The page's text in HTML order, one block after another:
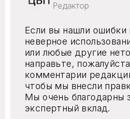
Редактор
Если вы нашли ошибки
неверное
или любые другие
направьте,
комментарии
чтобы мы внесли
Мы очень благодарны
экспертный вклад.